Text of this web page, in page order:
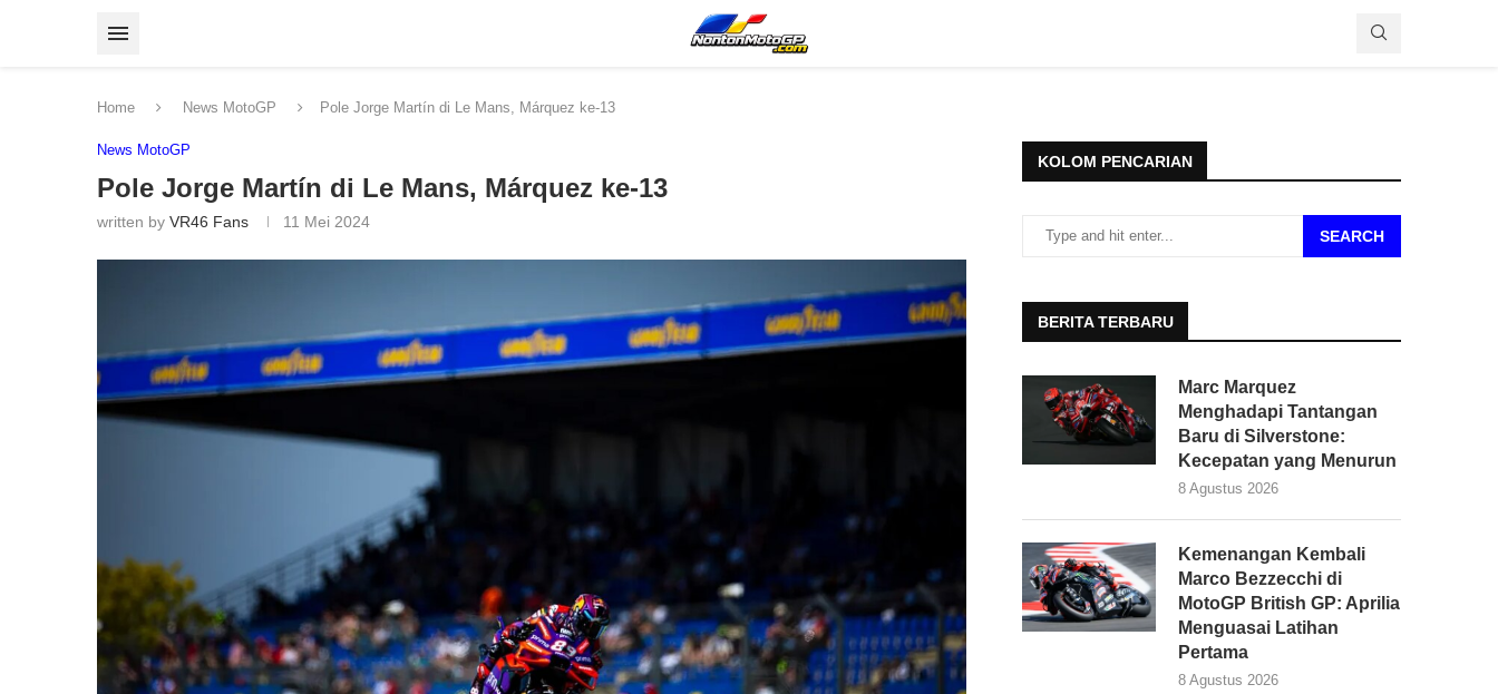
Home News MotoGP Pole Jorge Martín di Le Mans, Márquez ke-13
News MotoGP
Pole Jorge Martín di Le Mans, Márquez ke-13
written by VR46 Fans 11 Mei 2024
KOLOM PENCARIAN
SEARCH
BERITA TERBARU
Marc Marquez
Menghadapi Tantangan
Baru di Silverstone:
Kecepatan yang Menurun
8 Agustus 2026
Kemenangan Kembali
Marco Bezzecchi di
MotoGP British GP: Aprilia
Menguasai Latihan
Pertama
8 Agustus 2026